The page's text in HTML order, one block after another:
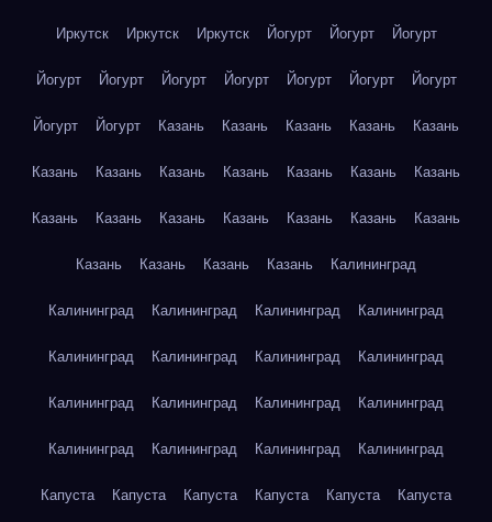
Иркутск Иркутск Иркутск Йогурт Йогурт Йогурт
Йогурт Йогурт Йогурт Йогурт Йогурт Йогурт Йогурт
Йогурт Йогурт Казань Казань Казань Казань Казань
Казань Казань Казань Казань Казань Казань Казань
Казань Казань Казань Казань Казань Казань Казань
Казань Казань Казань Казань Калининград
Калининград Калининград Калининград Калининград
Калининград Калининград Калининград Калининград
Калининград Калининград Калининград Калининград
Калининград Калининград Калининград Калининград
Капуста Капуста Капуста Капуста Капуста Капуста